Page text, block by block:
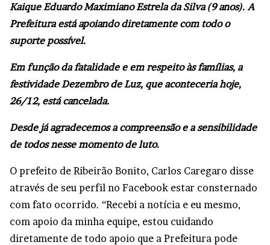
Kaique Eduardo Maximiano Estrela da Silva (9 anos). A
Prefeitura está apoiando diretamente com todo o
suporte possível.
Em função da fatalidade e em respeito às famílias, a
festividade Dezembro de Luz, que aconteceria hoje,
26/12, está cancelada.
Desde já agradecemos a compreensão e a sensibilidade
de todos nesse momento de luto.
O prefeito de Ribeirão Bonito, Carlos Caregaro disse
através de seu perfil no Facebook estar consternado
com fato ocorrido. “Recebi a notícia e eu mesmo,
com apoio da minha equipe, estou cuidando
diretamente de todo apoio que a Prefeitura pode